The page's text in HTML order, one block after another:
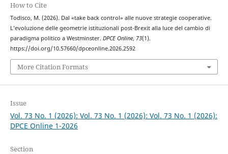
How to Cite
Todisco, M. (2026). Dal «take back control» alle nuove strategie cooperative.
L’evoluzione delle geometrie istituzionali post-Brexit alla luce del cambio di
paradigma politico a Westminster. DPCE Online, 73(1).
https://doi.org/10.57660/dpceonline.2026.2592
More Citation Formats
Issue
Vol. 73 No. 1 (2026): Vol. 73 No. 1 (2026): Vol. 73 No. 1 (2026):
DPCE Online 1-2026
Section